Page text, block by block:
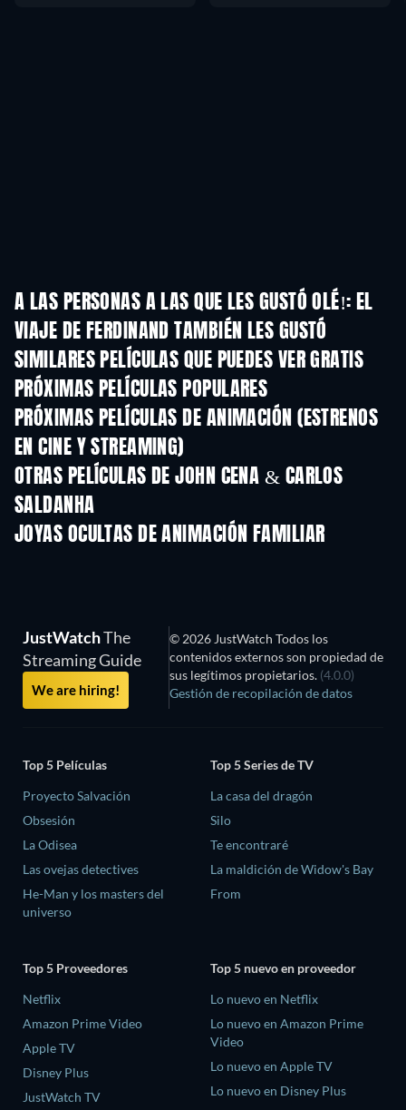
A LAS PERSONAS A LAS QUE LES GUSTÓ OLÉ!: EL
VIAJE DE FERDINAND TAMBIÉN LES GUSTÓ
SIMILARES PELÍCULAS QUE PUEDES VER GRATIS
PRÓXIMAS PELÍCULAS POPULARES
PRÓXIMAS PELÍCULAS DE ANIMACIÓN (ESTRENOS
EN CINE Y STREAMING)
OTRAS PELÍCULAS DE JOHN CENA & CARLOS
SALDANHA
JOYAS OCULTAS DE ANIMACIÓN FAMILIAR
TV
JustWatchThe
Streaming Guide
We are hiring!
© 2026 JustWatch Todos los
contenidos externos son propiedad de
sus legítimos propietarios. (4.0.0)
Gestión de recopilación de datos
Top 5 Películas
Proyecto Salvación
Obsesión
La Odisea
Las ovejas detectives
He-Man y los masters del
universo
Top 5 Series de TV
La casa del dragón
Silo
Te encontraré
La maldición de Widow's Bay
From
Top 5 Proveedores
Netflix
Amazon Prime Video
Apple TV
Disney Plus
JustWatch TV
Top 5 nuevo en proveedor
Lo nuevo en Netflix
Lo nuevo en Amazon Prime
Video
Lo nuevo en Apple TV
Lo nuevo en Disney Plus